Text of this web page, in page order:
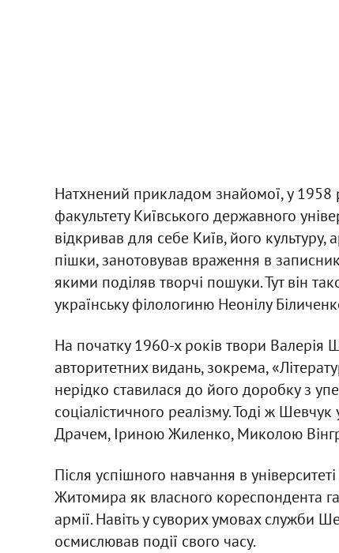
Натхнений прикладом знайомої, у 1958
факультету Київського державного
відкривав для себе Київ, його культуру,
пішки, занотовував враження в
якими поділяв творчі пошуки. Тут він
українську філологиню Неонілу
На початку 1960-х років твори Валерія
авторитетних видань, зокрема,
нерідко ставилася до його доробку з
соціалістичного реалізму. Тоді ж
Драчем, Іриною Жиленко, Миколою
Після успішного навчання в
Житомира як власного кореспондента
армії. Навіть у суворих умовах служби
осмислював події свого часу.